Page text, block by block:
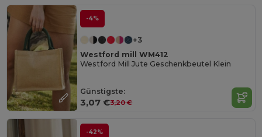
-4%
+3
Westford mill WM412
Westford Mill Jute Geschenkbeutel Klein
Günstigste:
3,07 €3,20 €
-42%